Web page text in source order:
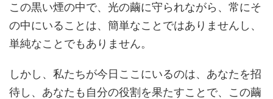
この黒い煙の中で、光の繭に守られながら、常にそ
の中にいることは、簡単なことではありませんし、
単純なことでもありません。
しかし、私たちが今日ここにいるのは、あなたを招
待し、あなたも自分の役割を果たすことで、この繭